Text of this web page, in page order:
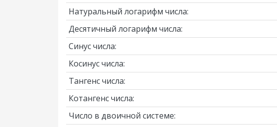
Натуральный логарифм числа:
Десятичный логарифм числа:
Синус числа:
Косинус числа:
Тангенс числа:
Котангенс числа:
Число в двоичной системе: